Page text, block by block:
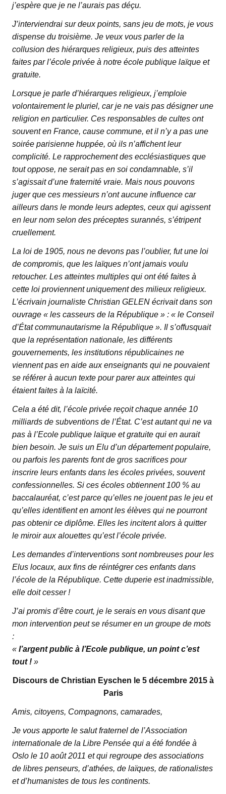
j’espère que je ne l’aurais pas déçu.
J’interviendrai sur deux points, sans jeu de mots, je vous
dispense du troisième. Je veux vous parler de la
collusion des hiérarques religieux, puis des atteintes
faites par l’école privée à notre école publique laïque et
gratuite.
Lorsque je parle d’hiérarques religieux, j’emploie
volontairement le pluriel, car je ne vais pas désigner une
religion en particulier. Ces responsables de cultes ont
souvent en France, cause commune, et il n’y a pas une
soirée parisienne huppée, où ils n’affichent leur
complicité. Le rapprochement des ecclésiastiques que
tout oppose, ne serait pas en soi condamnable, s’il
s’agissait d’une fraternité vraie. Mais nous pouvons
juger que ces messieurs n’ont aucune influence car
ailleurs dans le monde leurs adeptes, ceux qui agissent
en leur nom selon des préceptes surannés, s’étripent
cruellement.
La loi de 1905, nous ne devons pas l’oublier, fut une loi
de compromis, que les laïques n’ont jamais voulu
retoucher. Les atteintes multiples qui ont été faites à
cette loi proviennent uniquement des milieux religieux.
L’écrivain journaliste Christian GELEN écrivait dans son
ouvrage « les casseurs de la République » : « le Conseil
d’État communautarisme la République ». Il s’offusquait
que la représentation nationale, les différents
gouvernements, les institutions républicaines ne
viennent pas en aide aux enseignants qui ne pouvaient
se référer à aucun texte pour parer aux atteintes qui
étaient faites à la laïcité.
Cela a été dit, l’école privée reçoit chaque année 10
milliards de subventions de l’État. C’est autant qui ne va
pas à l’Ecole publique laïque et gratuite qui en aurait
bien besoin. Je suis un Elu d’un département populaire,
ou parfois les parents font de gros sacrifices pour
inscrire leurs enfants dans les écoles privées, souvent
confessionnelles. Si ces écoles obtiennent 100 % au
baccalauréat, c’est parce qu’elles ne jouent pas le jeu et
qu’elles identifient en amont les élèves qui ne pourront
pas obtenir ce diplôme. Elles les incitent alors à quitter
le miroir aux alouettes qu’est l’école privée.
Les demandes d’interventions sont nombreuses pour les
Elus locaux, aux fins de réintégrer ces enfants dans
l’école de la République. Cette duperie est inadmissible,
elle doit cesser !
J’ai promis d’être court, je le serais en vous disant que
mon intervention peut se résumer en un groupe de mots
:
« l’argent public à l’Ecole publique, un point c’est
tout ! »
Discours de Christian Eyschen le 5 décembre 2015 à
Paris
Amis, citoyens, Compagnons, camarades,
Je vous apporte le salut fraternel de l’Association
internationale de la Libre Pensée qui a été fondée à
Oslo le 10 août 2011 et qui regroupe des associations
de libres penseurs, d’athées, de laïques, de rationalistes
et d’humanistes de tous les continents.